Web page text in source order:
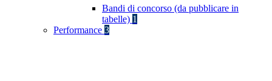
Bandi di concorso (da pubblicare in
tabelle) 1
Performance 3